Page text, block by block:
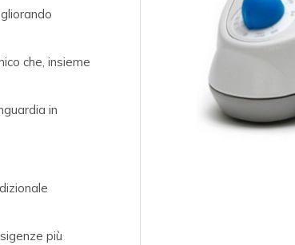
che, insieme
in
più